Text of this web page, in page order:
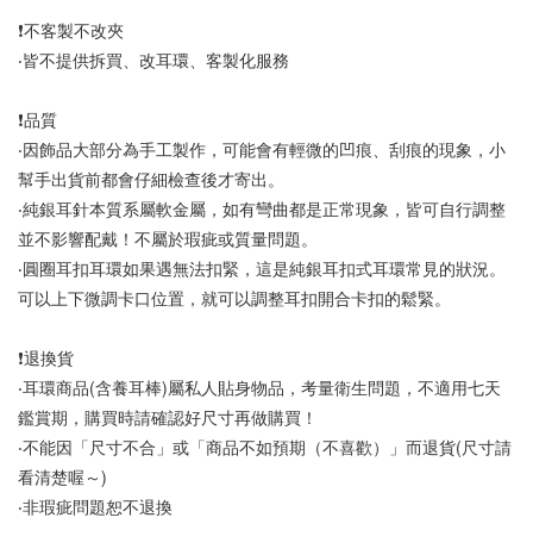
❗不客製不改夾
‧皆不提供拆買、改耳環、客製化服務
❗品質
‧因飾品大部分為手工製作，可能會有輕微的凹痕、刮痕的現象，小
幫手出貨前都會仔細檢查後才寄出。
‧純銀耳針本質系屬軟金屬，如有彎曲都是正常現象，皆可自行調整
並不影響配戴！不屬於瑕疵或質量問題。
‧圓圈耳扣耳環如果遇無法扣緊，這是純銀耳扣式耳環常見的狀況。
可以上下微調卡口位置，就可以調整耳扣開合卡扣的鬆緊。
❗退換貨
‧耳環商品(含養耳棒)屬私人貼身物品，考量衛生問題，不適用七天
鑑賞期，購買時請確認好尺寸再做購買！
‧不能因「尺寸不合」或「商品不如預期（不喜歡）」而退貨(尺寸請
看清楚喔～)
‧非瑕疵問題恕不退換